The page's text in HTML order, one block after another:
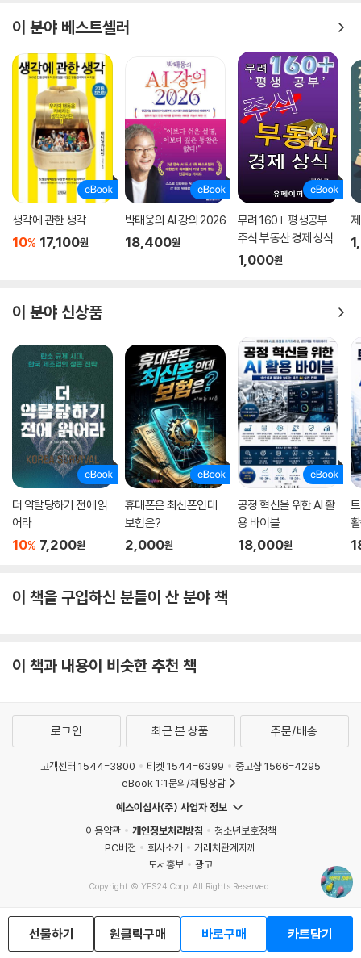
을 판매하는 신규 기업에게 순식간에 전세가 역전된다. 왜 뻔히 알고서 그
수수께끼를 풀고자 했다. 그가 내놓은 답은 다음과 같다. 사내의 ‘주력 제
품’이 시장을 석권하는 동안은, 아무 문제가 없다. 확실한 이익을 중시하기
때문에 획기적인 신상품 투입을 지연한다. 그러나 새로운 신상품 개발자가
경합 상대로 나타나면, ‘주력 부문’ 출신자가 많은 경영진은 과거의 성공 체
험에 매몰되어 대응에 실패하고 만다. 즉 “뛰어난 경영이야말로 업계 리더
의 자리를 잃는 최대의 이유이다”라고 결론을 내렸다. 그리고 역설적이게
도 이 지적은 일세를 풍미했다.
그런데 이가미 미츠루 교수는 크리스텐슨 교수의 저서를 읽었을 때 이렇게
느꼈다고 한다. “테마와 사례는 재미있지만, 이론도 실증도 느긋하다. 경제
학적으로 마무리할 필요가 있다.” 실제로 젊은 경제학자인 저자는 최첨단
그 책이 바로 『혁신의 경제학』이다.
★오락소설처럼 재미있고 흥미진진한 예일대 경제학 수업
“교만한 자 오래가지 않으니, 한낱 봄밤의 꿈만 같아라.”
군담소설의 첫 구절로 시작하는 이 책은, 오락소설 같은 가벼운 문장으로
이어지고, 어려운 수식이나 복잡한 설명이 없어서 무엇보다 읽기가 아주
쉽다. 경제학 책이지만 누구나 술술 읽어나갈 수 있다. 게다가 공교롭게도
크리스텐슨 교수는 하버드대 소속이고, 이 책의 저자인 이가미 미츠루 교
수는 숙명의 라이벌인 예일대에 재직하고 있다. 그래서일까? 예일대 경제
학부의 실제 강의 내용을 바탕으로 쓰인 이 책의 곳곳에서 그는 농담 반 진
담 반으로 경쟁심을 드러낸다. 그런 부분에서도 읽는 동안 저절로 웃음이
이가미 미츠루 교수가 ‘혁신의 딜레마’를 해명하기 위해 이용하는 경제학
가 특히 주목하는 것은 ‘자기잠식’이다. 실제로 기존 기업의 내부에서는 ‘주
잠식’을 일으키기 때문이다.
이러한 점에 주목한 저자의 분석 과정을 따라가다 보면 최신 데이터를 이
용해 문제점을 풀어나가는 전개가 독특하다. 저자는 데이터 속에 드러난
결과 기존 기업이 부족했던 것은 ‘능력’이 아니라 ‘의욕’이었다는 것을 밝혀
냈다! 그러면서 저자인 이가미 미츠루 교수는 “살아남기 위해서는 창조적
‘자기 파괴’가 답”이라는 결론을 제시한다. 당연한 결론이라고 생각할 수도
있겠지만 이것이야말로 21세기 경제학의 나침반이라고 할 수 있는 명쾌한
★유명 경제학자들과 독자들이 함께 공감한 명쾌한 결론!
이 분야 베스트셀러
생각에 관한 생각
10% 17,100원
박태웅의 AI 강의 2026
18,400원
무려 160+ 평생공부
주식 부동산 경제 상식
1,000원
이 분야 신상품
더 약탈당하기 전에 읽
어라
10% 7,200원
휴대폰은 최신폰인데
보험은?
2,000원
공정 혁신을 위한 AI 활
용 바이블
18,000원
이 책을 구입하신 분들이 산 분야 책
이 책과 내용이 비슷한 추천 책
선물하기 원클릭구매 바로구매 카트담기
로그인 최근 본 상품 주문/배송
고객센터 1544-3800 티켓 1544-6399
중고샵 1566-4295
eBook 1:1문의/채팅상담
예스이십사(주) 사업자 정보
이용약관
개인정보처리방침
청소년보호정책
PC버전
회사소개
거래처관계자께
도서홍보
광고
Copyright © YES24 Corp. All Rights Reserved.